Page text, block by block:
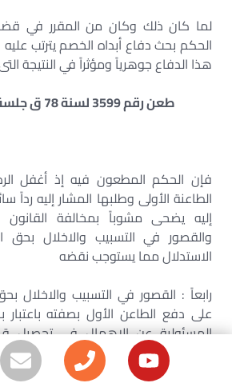
لما كان ذلك وكان من المقرر في
الحكم بحث دفاع أبداه الخصم يترتب
هذا الدفاع جوهرياً ومؤثراً في النتيجة
طعن رقم 3599 لسنة 78 ق جلسة 6/12/2009
فإن الحكم المطعون فيه إذ أغفل
الطاعنة الأولى وطلبها المشار إليه رداً
إليه يضحى مشوباً بمخالفة
والقصور في التسبيب والاخلال بحق
الاستدلال مما يستوجب نقضه
رابعاً : القصور في التسبيب والاخلال
على دفع الطاعن الأول بصفته باعتبار
المسئولية عن الاهمال في تحصيل
المسلمة إليه كأن لم تكن لكون عقد
إذعان وهذه البنود شروط تعسفية